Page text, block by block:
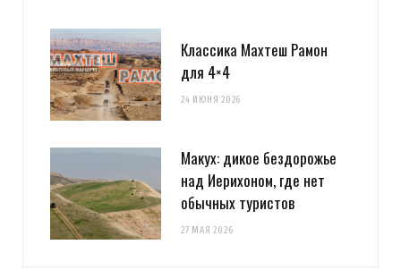
Классика Махтеш Рамон
для 4×4
24 ИЮНЯ 2026
Макух: дикое бездорожье
над Иерихоном, где нет
обычных туристов
27 МАЯ 2026